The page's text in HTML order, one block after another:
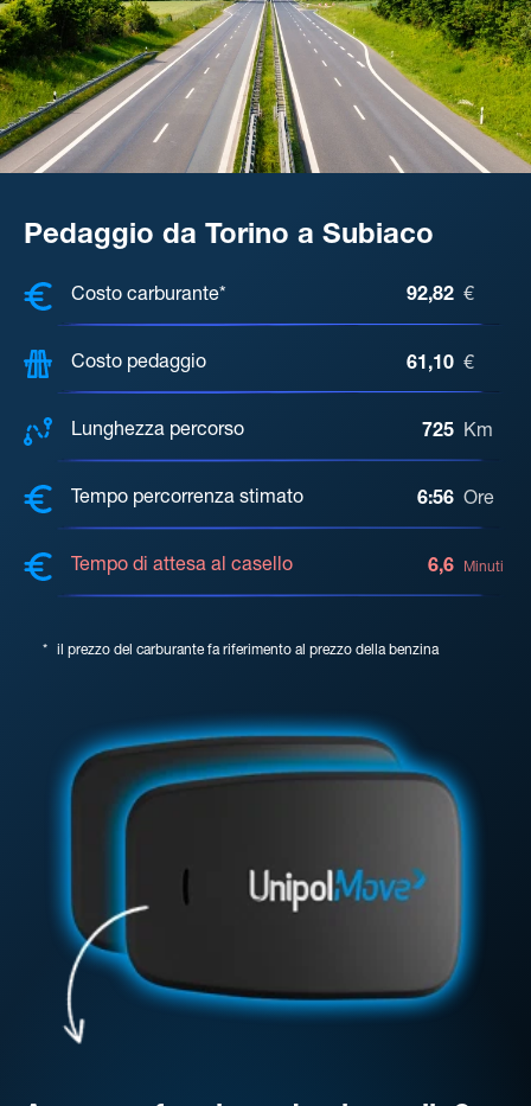
Pedaggio da Torino a Subiaco
COSTI, DISTANZA, TEMPO DI
Costo carburante* 92,82 €
Costo pedaggio 61,10 €
Lunghezza percorso 725 Km
Tempo percorrenza stimato 6:56 Ore
Tempo di attesa al casello 6,6 Minuti
* il prezzo del carburante fa riferimento al prezzo della benzina